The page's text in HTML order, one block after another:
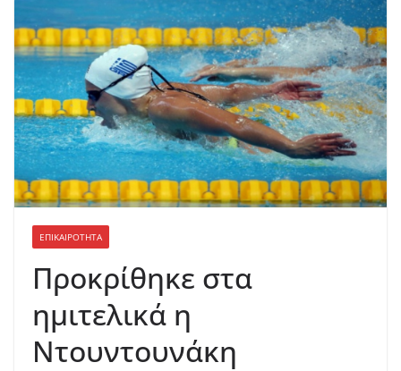
ΕΠΙΚΑΙΡΟΤΗΤΑ
Προκρίθηκε στα
ημιτελικά η
Ντουντουνάκη